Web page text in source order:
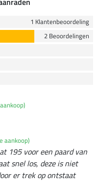
1 Klantenbeoordeling
2 Beoordelingen
aankoop)
195 voor een paard van
snel los, deze is niet
er trek op ontstaat